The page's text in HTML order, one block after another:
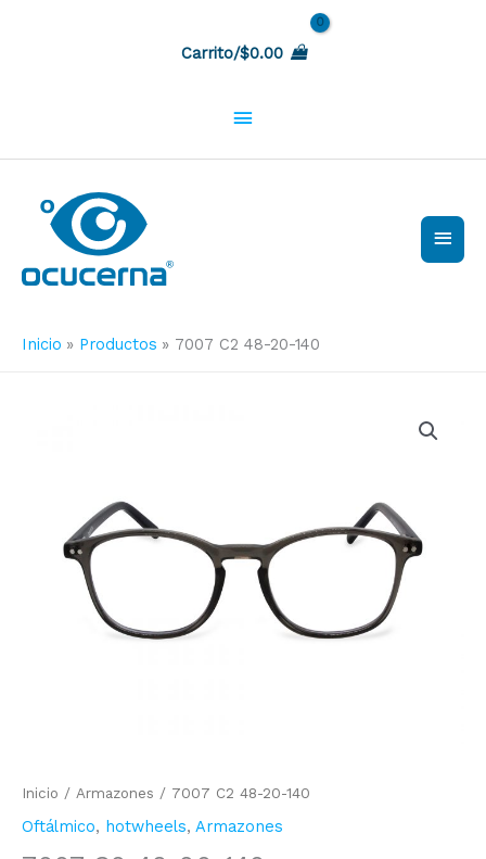
Carrito/$0.00
la
cabecera
Inicio Productos 7007 C2 48-20-140
Inicio / Armazones / 7007 C2 48-20-140
Oftálmico, hotwheels, Armazones
cantidad